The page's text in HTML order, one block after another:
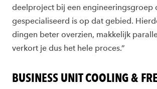
deelproject bij een engineeringsgroep
gespecialiseerd is op dat gebied.
dingen beter overzien, makkelijk
verkort je dus het hele proces.”
BUSINESS UNIT COOLING &